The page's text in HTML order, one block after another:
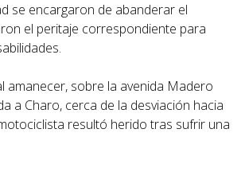
se encargaron de abanderar el
el peritaje correspondiente para
amanecer, sobre la avenida Madero
a Charo, cerca de la desviación hacia
resultó herido tras sufrir una